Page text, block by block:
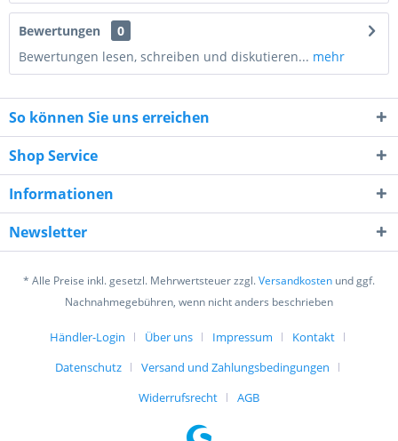
8 * 1 = ?
Ich habe dieDatenschutzerklärunggelesen,
verstanden und stimme zu. *
Bewertungen
0
Bewertungen lesen, schreiben und diskutieren... mehr
So können Sie uns erreichen
Shop Service
Informationen
Newsletter
* Alle Preise inkl. gesetzl. Mehrwertsteuer zzgl.Versandkosten und ggf.
Nachnahmegebühren, wenn nicht anders beschrieben
Händler-Login Über uns Impressum
Kontakt
Datenschutz
Versand und Zahlungsbedingungen
Widerrufsrecht
AGB